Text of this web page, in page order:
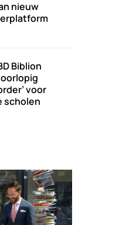
nieuw
Biblion
voor
scholen